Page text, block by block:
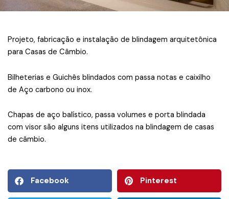
Projeto, fabricação e instalação de blindagem arquitetônica
para Casas de Câmbio.
Bilheterias e Guichês blindados com passa notas e caixilho
de Aço carbono ou inox.
Chapas de aço balístico, passa volumes e porta blindada
com visor são alguns itens utilizados na blindagem de casas
de câmbio.
Facebook Pinterest